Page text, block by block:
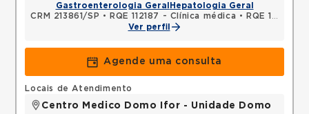
Gastroenterologia Geral Hepatologia Geral
CRM 213861/SP • RQE 112187 - Clínica médica •
RQE 146578 - Gastroenterologia
Ver perfil
Agende uma consulta
Locais de Atendimento
Centro Medico Domo Ifor - Unidade Domo